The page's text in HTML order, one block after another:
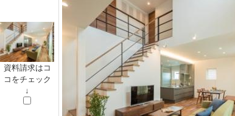
資料請求はコ
コをチェック
↓